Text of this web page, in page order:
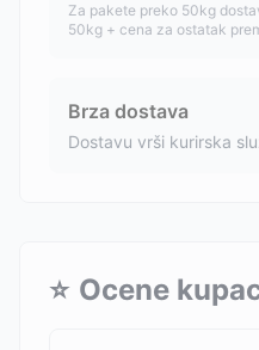
Za pakete preko 50kg
50kg + cena za ostatak
Brza dostava
Dostavu vrši kurirska
⭐ Ocene